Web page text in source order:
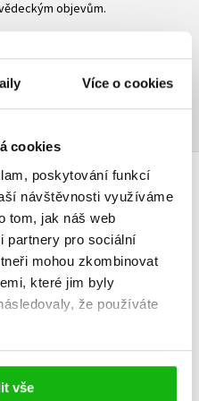
Více o cookies
cookies
poskytování funkcí
návštěvnosti využíváme
tom, jak náš web
partnery pro sociální
mohou zkombinovat
které jim byly
že používáte
vše
objevům.
uživatelská hodnocení.
pouze registrovaní uživatelé